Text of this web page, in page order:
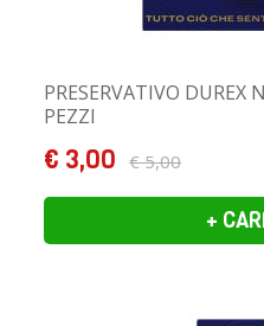
PRESERVATIVO DUREX
PEZZI
€ 3,00 € 5,00
+